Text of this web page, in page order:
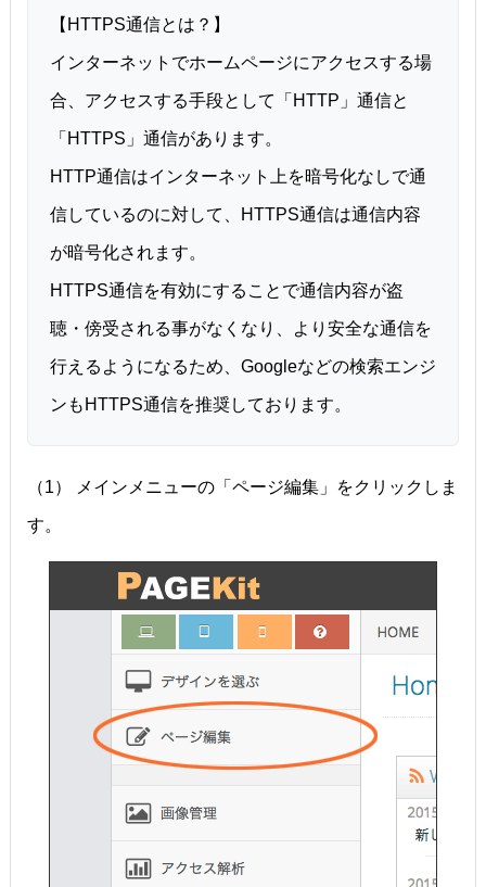
【HTTPS通信とは？】
インターネットでホームページにアクセスする場
合、アクセスする手段として「HTTP」通信と
「HTTPS」通信があります。
HTTP通信はインターネット上を暗号化なしで通
信しているのに対して、HTTPS通信は通信内容
が暗号化されます。
HTTPS通信を有効にすることで通信内容が盗
聴・傍受される事がなくなり、より安全な通信を
行えるようになるため、Googleなどの検索エンジ
ンもHTTPS通信を推奨しております。
（1） メインメニューの「ページ編集」をクリックしま
す。